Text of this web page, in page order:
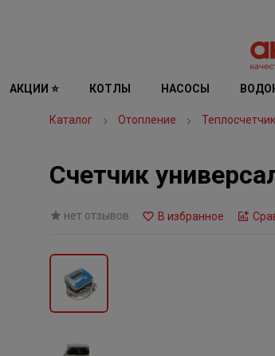
АКЦИИ ⭐ КОТЛЫ НАСОСЫ
Каталог Отопление
Счетчик
нет отзывов В избранное